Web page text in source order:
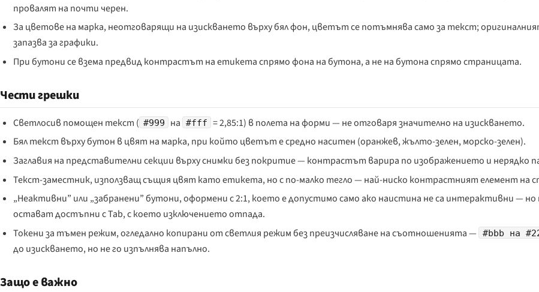
провалят на почти черен.
За цветове на марка, неотговарящи на изискването върху бял фон, цветът се потъмнява само за текст;
запазва за графики.
При бутони се взема предвид контрастът на етикета спрямо фона на бутона, а не на бутона спрямо страницата.
Чести грешки
Светлосив помощен текст ( #999 на #fff = 2,85:1) в полета на форми — не отговаря значително на изискването.
Бял текст върху бутон в цвят на марка, при който цветът е средно наситен (оранжев, жълто-зелен, морско-зелен).
Заглавия на представителни секции върху снимки без покритие — контрастът варира по изображението и нерядко
Текст-заместник, използващ същия цвят като етикета, но с по-малко тегло — най-ниско контрастният елемент на
„Неактивни” или „забранени” бутони, оформени с 2:1, което е допустимо само ако наистина не са интерактивни —
остават достъпни с Tab, с което изключението отпада.
Токени за тъмен режим, огледално копирани от светлия режим без преизчисляване на съотношенията —
#bbb на
до изискването, но не го изпълнява напълно.
Защо е важно